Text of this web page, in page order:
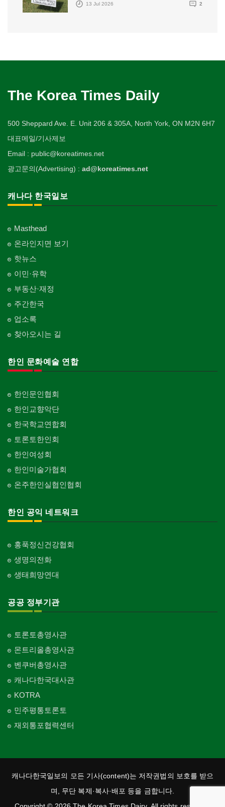
13 Jul 2026 2
The Korea Times Daily
500 Sheppard Ave. E. Unit 206 & 305A, North York, ON M2N 6H7
대표메일/기사제보
Email : public@koreatimes.net
광고문의(Advertising) : ad@koreatimes.net
캐나다 한국일보
Masthead
온라인지면 보기
핫뉴스
이민·유학
부동산·재정
주간한국
업소록
찾아오시는 길
한인 문화예술 연합
한인문인협회
한인교향악단
한국학교연합회
토론토한인회
한인여성회
한인미술가협회
온주한인실협인협회
한인 공익 네트워크
홍푹정신건강협회
생명의전화
생태희망연대
공공 정부기관
토론토총영사관
몬트리올총영사관
벤쿠버총영사관
캐나다한국대사관
KOTRA
민주평통토론토
재외통포협력센터
캐나다한국일보의 모든 기사(content)는 저작권법의 보호를 받으
며, 무단 복제·복사·배포 등을 금합니다.